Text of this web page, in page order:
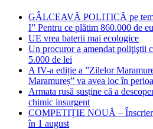
GÂLCEAVĂ POLITICĂ pe
I” Pentru ce plătim 860.000 de
UE vrea baterii mai ecologice
Un procuror a amendat poliţiştii
5.000 de lei
A IV-a ediție a ”Zilelor
Maramureș” va avea loc în
Armata rusă susţine că a
chimic insurgent
COMPETIȚIE NOUĂ –
în 1 august